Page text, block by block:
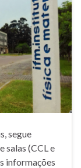
segue
salas (CCL e
informações